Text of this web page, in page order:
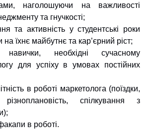
наголошуючи на важливості
та гнучкості;
та активність у студентські роки
на їхнє майбутнє та кар’єрний ріст;
навички, необхідні сучасному
для успіху в умовах постійних
в роботі маркетолога (поїздки,
спілкування з
в роботі.